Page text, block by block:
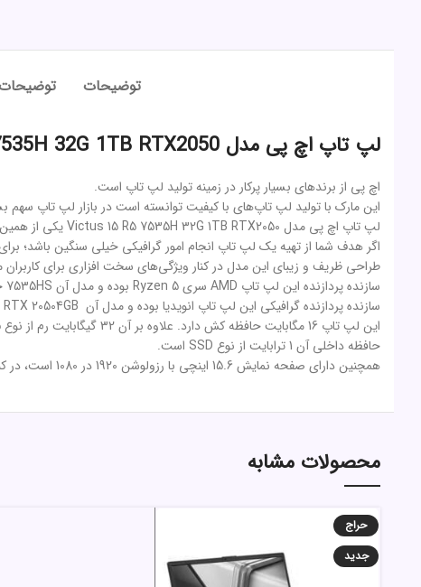
توضیحات
لپ تاپ اچ پی مدل Victus 15 R5 7535H 32G 1TB RTX2050
اچ پی از برندهای بسیار پرکار در زمینه تولید لپ تاپ است.
این مارک با تولید لپ تاپ‌های با کیفیت توانسته است در بازار لپ تاپ سهم
لپ تاپ اچ پی مدل Victus 15 R5 7535H 32G 1TB RTX2050 یکی از همین لپ تاپ‌هاست که پردازنده نسل 7000 رایزن که از جدیدترین هاست را دارد.
اگر هدف شما از تهیه یک لپ تاپ انجام امور گرافیکی خیلی سنگین باشد؛
طراحی ظریف و زیبای این مدل در کنار ویژگی‌های سخت افزاری برای
سازنده پردازنده این لپ تاپ AMD سری Ryzen 5 بوده و مدل آن 7535HS خواهد بود.
سازنده پردازنده گرافیکی این لپ تاپ انویدیا بوده و مدل آن RTX 20504GB است.
این لپ تاپ 16 مگابایت حافظه کش دارد. علاوه بر آن 32 گیگابایت رم از نوع DDR5 برای آن در نظر گرفته شده است.
حافظه داخلی آن 1 ترابایت از نوع SSD است.
همچنین دارای صفحه نمایش 15.6 اینچی با رزولوشن 1920 در 1080 است، در کنار طراحی تمیزی که می تواند با هر محیطی ترکیب شود.
محصولات مشابه
حراج
جدید